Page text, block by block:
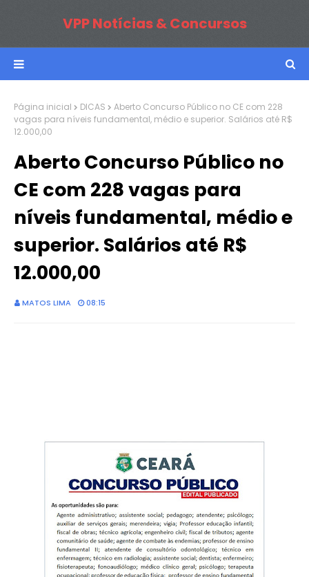
VPP Notícias & Concursos
Página inicial DICAS
Aberto Concurso Público no CE com 228
vagas para níveis fundamental, médio e superior. Salários até R$
12.000,00
Aberto Concurso Público no
CE com 228 vagas para
níveis fundamental, médio e
superior. Salários até R$
12.000,00
MATOS LIMA 08:15